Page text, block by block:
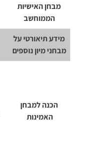
מבחן האישיות
הממוחשב
מידע תיאורטי על
מבחני מיון נוספים
הכנה למבחן
האמינות